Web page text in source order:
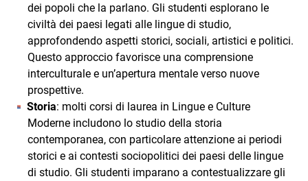
dei popoli che la parlano. Gli studenti esplorano le
civiltà dei paesi legati alle lingue di studio,
approfondendo aspetti storici, sociali, artistici e politici.
Questo approccio favorisce una comprensione
interculturale e un’apertura mentale verso nuove
prospettive.
Storia: molti corsi di laurea in Lingue e Culture
Moderne includono lo studio della storia
contemporanea, con particolare attenzione ai periodi
storici e ai contesti sociopolitici dei paesi delle lingue
di studio. Gli studenti imparano a contestualizzare gli